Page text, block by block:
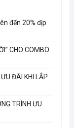
đến 20% dịp
CHO COMBO
ĐÃI KHI LẮP
TRÌNH ƯU